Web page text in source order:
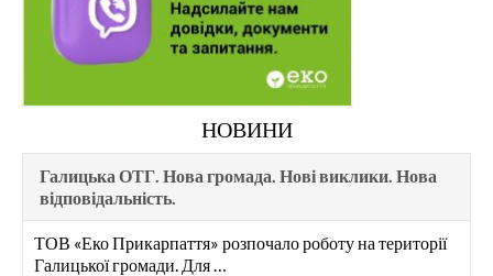
НОВИНИ
Галицька ОТГ. Нова громада. Нові виклики. Нова
відповідальність.
ТОВ «Еко Прикарпаття» розпочало роботу на території
Галицької громади. Для …